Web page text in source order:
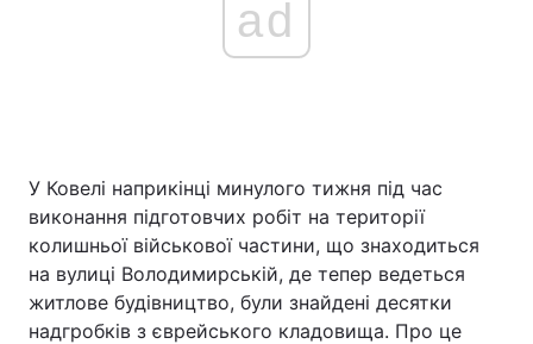
ad
У Ковелі наприкінці минулого тижня під час
виконання підготовчих робіт на території
колишньої військової частини, що знаходиться
на вулиці Володимирській, де тепер ведеться
житлове будівництво, були знайдені десятки
надгробків з єврейського кладовища. Про це